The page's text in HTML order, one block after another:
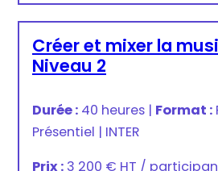
Créer et mixer la
Niveau 2
Durée : 40 heures | Format :
Présentiel | INTER
Prix : 3 200 € HT /